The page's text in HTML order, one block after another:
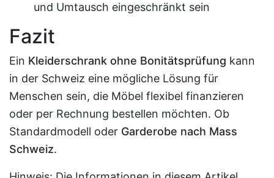
und Umtausch eingeschränkt sein
Fazit
Ein Kleiderschrank ohne Bonitätsprüfung kann
in der Schweiz eine mögliche Lösung für
Menschen sein, die Möbel flexibel finanzieren
oder per Rechnung bestellen möchten. Ob
Standardmodell oder Garderobe nach Mass
Schweiz.